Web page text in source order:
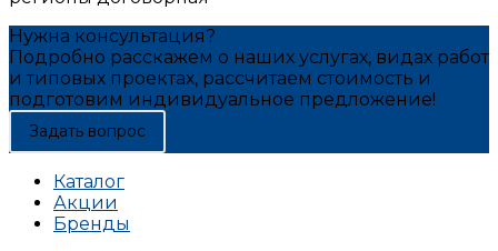
Нужна консультация?
Подробно расскажем о наших услугах, видах работ
и типовых проектах, рассчитаем стоимость и
подготовим индивидуальное предложение!
Задать вопрос
Каталог
Акции
Бренды